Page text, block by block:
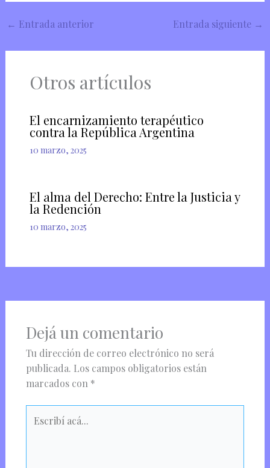
← Entrada anterior Entrada siguiente →
Otros artículos
El encarnizamiento terapéutico
contra la República Argentina
10 marzo, 2025
El alma del Derecho: Entre la Justicia y
la Redención
10 marzo, 2025
Dejá un comentario
Tu dirección de correo electrónico no será
publicada. Los campos obligatorios están
marcados con *
acá...